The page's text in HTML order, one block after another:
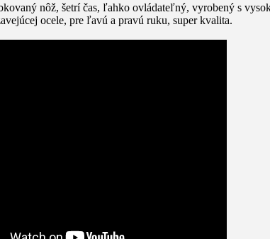
nôž, šetrí čas, ľahko ovládateľný, vyrobený s
ocele, pre ľavú a pravú ruku, super kvalita.